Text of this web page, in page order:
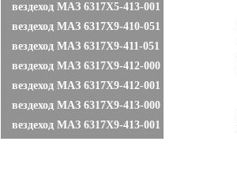
вездеход МАЗ 6317X5-413-001
вездеход МАЗ 6317X9-410-051
вездеход МАЗ 6317X9-411-051
вездеход МАЗ 6317X9-412-000
вездеход МАЗ 6317X9-412-001
вездеход МАЗ 6317X9-413-000
вездеход МАЗ 6317X9-413-001